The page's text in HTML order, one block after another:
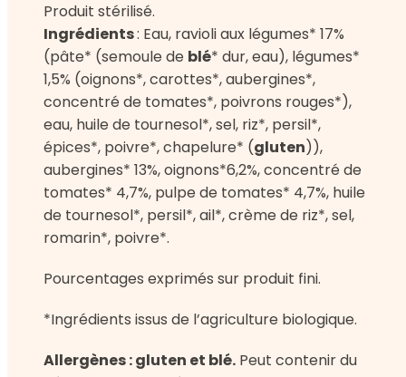
Produit stérilisé.
Ingrédients: Eau, ravioli aux légumes* 17%
(pâte* (semoule de blé* dur, eau), légumes*
1,5% (oignons*, carottes*, aubergines*,
concentré de tomates*, poivrons rouges*),
eau, huile de tournesol*, sel, riz*, persil*,
épices*, poivre*, chapelure* (gluten)),
aubergines* 13%, oignons*6,2%, concentré de
tomates* 4,7%, pulpe de tomates* 4,7%, huile
de tournesol*, persil*, ail*, crème de riz*, sel,
romarin*, poivre*.
Pourcentages exprimés sur produit fini.
*Ingrédients issus de l’agriculture biologique.
Allergènes : gluten et blé. Peut contenir du